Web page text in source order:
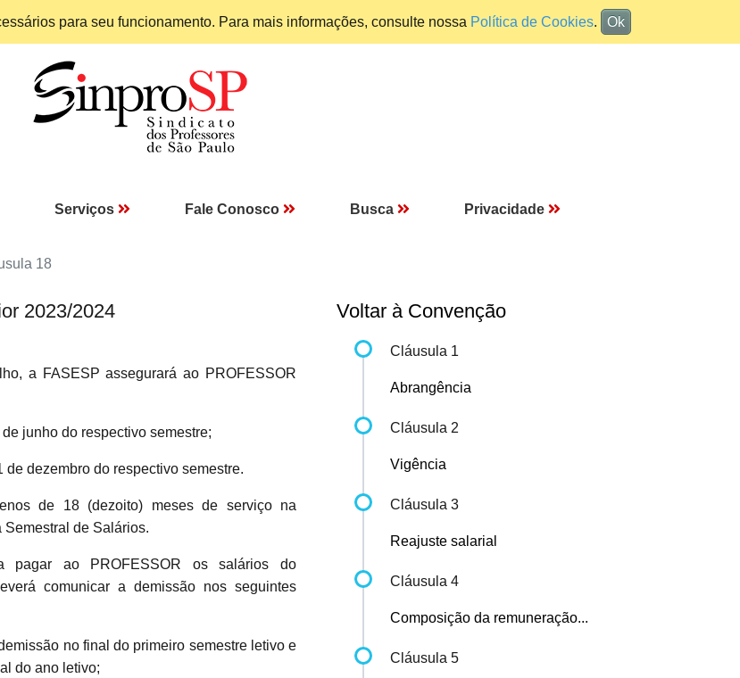
para seu funcionamento. Para mais informações, consulte nossa Política de Cookies. Ok
Serviços Fale Conosco Busca Privacidade
18
2023/2024
a FASESP assegurará ao PROFESSOR
junho do respectivo semestre;
dezembro do respectivo semestre.
de 18 (dezoito) meses de serviço na
Semestral de Salários.
ao PROFESSOR os salários do
comunicar a demissão nos seguintes
no final do primeiro semestre letivo e
do ano letivo;
Voltar à Convenção
Cláusula 1
Abrangência
Cláusula 2
Vigência
Cláusula 3
Reajuste salarial
Cláusula 4
Composição da remuneração...
Cláusula 5